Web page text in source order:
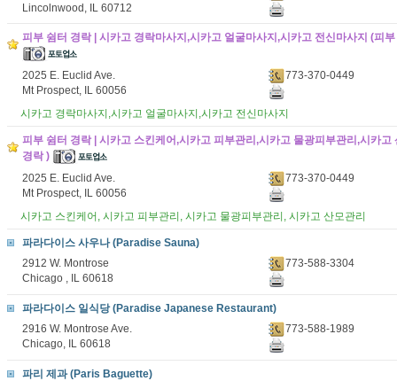
Lincolnwood, IL 60712
피부 쉼터 경락 | 시카고 경락마사지,시카고 얼굴마사지,시카고 전신마사지 (피
2025 E. Euclid Ave.
Mt Prospect, IL 60056
773-370-0449
시카고 경락마사지,시카고 얼굴마사지,시카고 전신마사지
피부 쉼터 경락 | 시카고 스킨케어,시카고 피부관리,시카고 물광피부관리,시카고
경락 )
2025 E. Euclid Ave.
Mt Prospect, IL 60056
773-370-0449
시카고 스킨케어, 시카고 피부관리, 시카고 물광피부관리, 시카고 산모관리
파라다이스 사우나 (Paradise Sauna)
2912 W. Montrose
Chicago , IL 60618
773-588-3304
파라다이스 일식당 (Paradise Japanese Restaurant)
2916 W. Montrose Ave.
Chicago, IL 60618
773-588-1989
파리 제과 (Paris Baguette)